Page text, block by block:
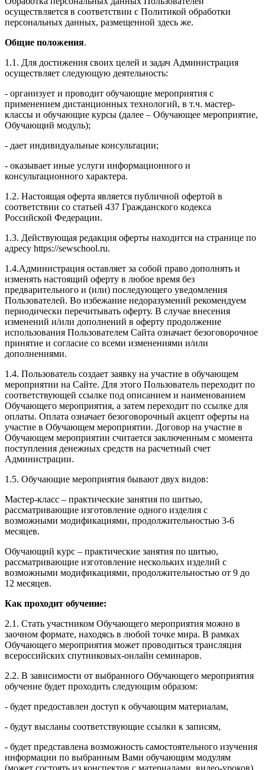
осуществляется в соответствии с Политикой обработки
персональных данных, размещенной здесь же.
Общие положения.
1.1. Для достижения своих целей и задач Администрация
осуществляет следующую деятельность:
- организует и проводит обучающие мероприятия с
применением дистанционных технологий, в т.ч. мастер-
классы и обучающие курсы (далее – Обучающее мероприятие,
Обучающий модуль);
- дает индивидуальные консультации;
- оказывает иные услуги информационного и
консультационного характера.
1.2. Настоящая оферта является публичной офертой в
соответствии со статьей 437 Гражданского кодекса
Российской Федерации.
1.3. Действующая редакция оферты находится на странице по
адресу https://sewschool.ru.
1.4.Администрация оставляет за собой право дополнять и
изменять настоящий оферту в любое время без
предварительного и (или) последующего уведомления
Пользователей. Во избежание недоразумений рекомендуем
периодически перечитывать оферту. В случае внесения
изменений и/или дополнений в оферту продолжение
использования Пользователем Сайта означает безоговорочное
принятие и согласие со всеми изменениями и/или
дополнениями.
1.4. Пользователь создает заявку на участие в обучающем
мероприятии на Сайте. Для этого Пользователь переходит по
соответствующей ссылке под описанием и наименованием
Обучающего мероприятия, а затем переходит по ссылке для
оплаты. Оплата означает безоговорочный акцепт оферты на
участие в Обучающем мероприятии. Договор на участие в
Обучающем мероприятии считается заключенным с момента
поступления денежных средств на расчетный счет
Администрации.
1.5. Обучающие мероприятия бывают двух видов:
Мастер-класс – практические занятия по шитью,
рассматривающие изготовление одного изделия с
возможными модификациями, продолжительностью 3-6
месяцев.
Обучающий курс – практические занятия по шитью,
рассматривающие изготовление нескольких изделий с
возможными модификациями, продолжительностью от 9 до
12 месяцев.
Как проходит обучение:
2.1. Стать участником Обучающего мероприятия можно в
заочном формате, находясь в любой точке мира. В рамках
Обучающего мероприятия может проводиться трансляция
всероссийских спутниковых-онлайн семинаров.
2.2. В зависимости от выбранного Обучающего мероприятия
обучение будет проходить следующим образом:
- будет предоставлен доступ к обучающим материалам,
- будут высланы соответствующие ссылки к записям,
- будет представлена возможность самостоятельного изучения
информации по выбранным Вами обучающим модулям
(может состоять из конспектов с материалами, видео-уроков),